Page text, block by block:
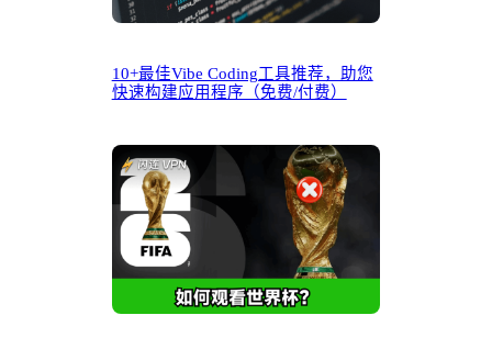
10+最佳Vibe Coding工具推荐，助您
快速构建应用程序（免费/付费）